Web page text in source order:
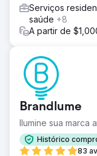
Resultado
A campanha
segunda
comportamento e
Descobrimos:
dispositivos e
pagaram
Ir
Serviços
saúde +8
A partir de
Brandlume
Ilumine sua marca
Histórico
83